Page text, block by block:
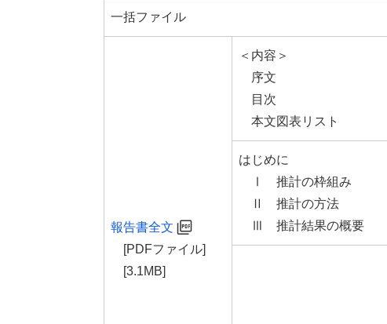
一括ファイル
報告書全文
[PDFファイル]
[3.1MB]
＜内容＞
序文
目次
本文図表リスト
はじめに
Ⅰ 推計の枠組み
Ⅱ 推計の方法
Ⅲ 推計結果の概要